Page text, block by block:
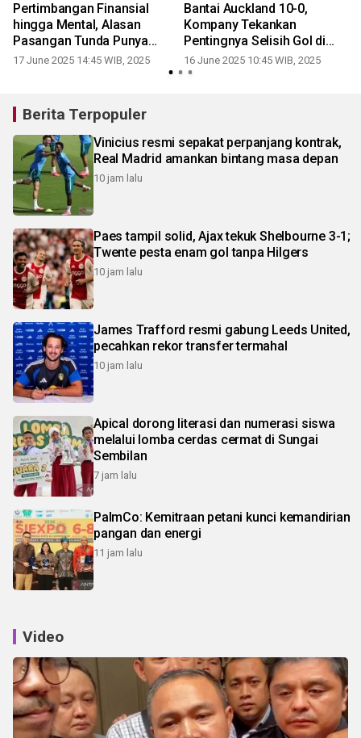
Pertimbangan Finansial
hingga Mental, Alasan
Pasangan Tunda Punya
Anak
17 June 2025 14:45 WIB, 2025
Bantai Auckland 10-0,
Kompany Tekankan
Pentingnya Selisih Gol di
Grup Berat
16 June 2025 10:45 WIB, 2025
Berita Terpopuler
Vinicius resmi sepakat perpanjang kontrak,
Real Madrid amankan bintang masa depan
10 jam lalu
Paes tampil solid, Ajax tekuk Shelbourne 3-1;
Twente pesta enam gol tanpa Hilgers
10 jam lalu
James Trafford resmi gabung Leeds United,
pecahkan rekor transfer termahal
10 jam lalu
Apical dorong literasi dan numerasi siswa
melalui lomba cerdas cermat di Sungai
Sembilan
7 jam lalu
PalmCo: Kemitraan petani kunci kemandirian
pangan dan energi
11 jam lalu
Video